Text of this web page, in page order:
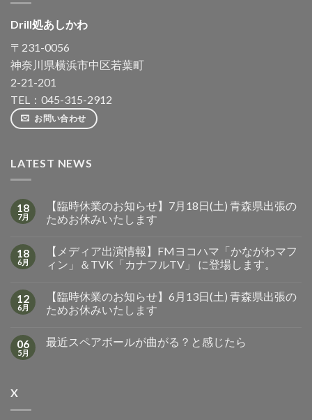
Drill処あしかわ
〒231-0056
神奈川県横浜市中区若葉町
2-21-201
TEL：045-315-2912
お問い合わせ
LATEST NEWS
18
7月
【臨時休業のお知らせ】7月18日(土) 青森県出張の
ためお休みいたします
18
6月
【メディア出演情報】FMヨコハマ「かながわマフ
ィン」＆TVK「カナフルTV」 に登場します。
12
6月
【臨時休業のお知らせ】6月13日(土) 青森県出張の
ためお休みいたします
06
5月
最近スペアボールが曲がる？と感じたら
X